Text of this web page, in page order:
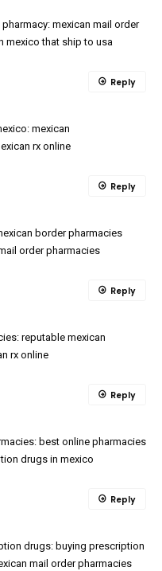
mexican mail order
mexico that ship to usa
mexican
rx online
Reply
border pharmacies
order pharmacies
Reply
reputable mexican
rx online
Reply
best online pharmacies
drugs in mexico
Reply
drugs: buying prescription
mail order pharmacies
Reply